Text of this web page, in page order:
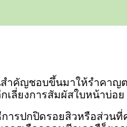
สำคัญชอบขึ้นมาให้รำคา
ลี่ยงการสัมผัสใบหน้าบ่
การปกปิดรอยสิวหรือส่